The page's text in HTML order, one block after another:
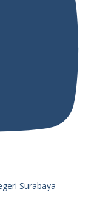
Surabaya